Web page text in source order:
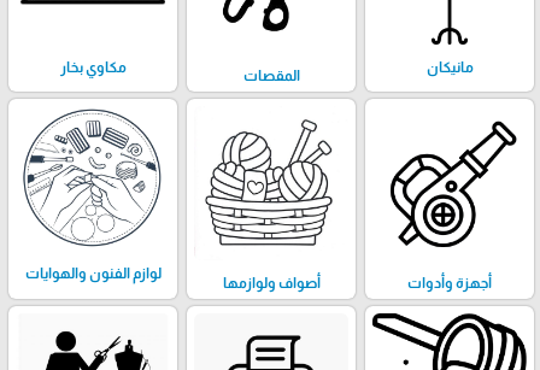
مانيكان المقصات مكاوي بخار
أجهزة وأدوات أصواف ولوازمها
لوازم الفنون والهوايات